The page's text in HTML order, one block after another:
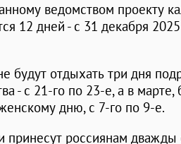
ведомством проекту
12 дней - с 31 декабря
будут отдыхать три дня
- с 21-го по 23-е, а в марте,
дню, с 7-го по 9-е.
принесут россиянам